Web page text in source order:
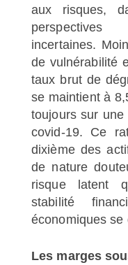
aux risques,
incertaines.
de vulnérabilité
taux brut de
se maintient à
toujours sur
covid-19. Ce
dixième des
de nature
risque latent
stabilité
économiques se
Les marges